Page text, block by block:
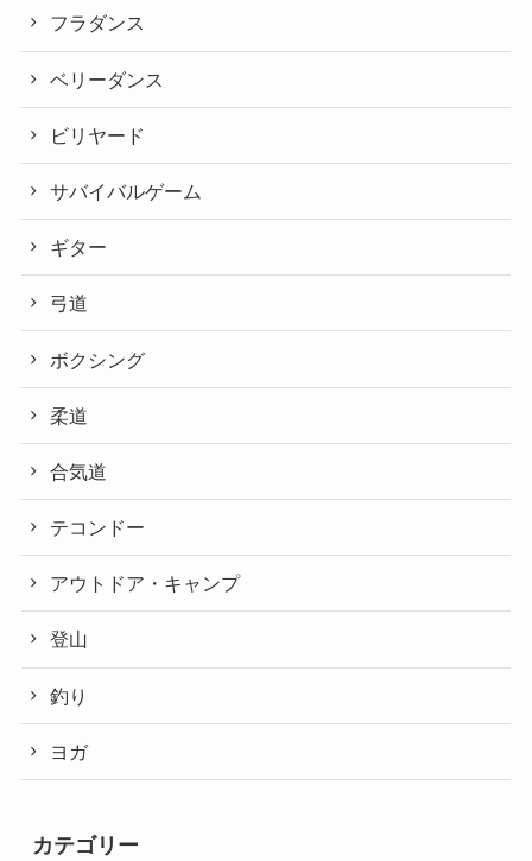
フラダンス
ベリーダンス
ビリヤード
サバイバルゲーム
ギター
弓道
ボクシング
柔道
合気道
テコンドー
アウトドア・キャンプ
登山
釣り
ヨガ
カテゴリー